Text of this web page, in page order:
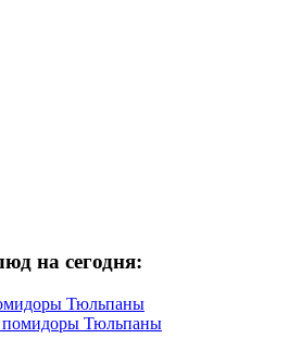
на сегодня:
Тюльпаны